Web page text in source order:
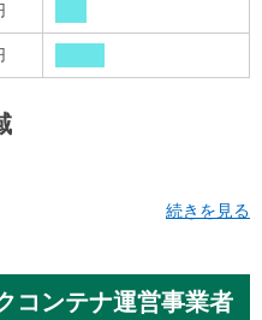
続きを見る
コンテナ運営事業者